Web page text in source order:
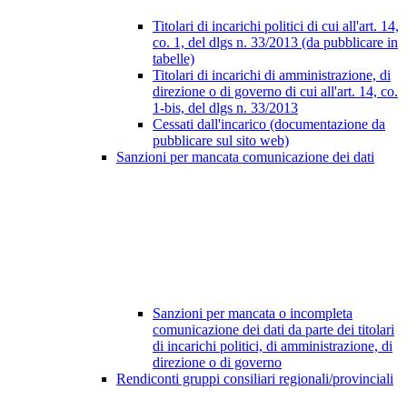
Titolari di incarichi politici di cui all'art. 14,
co. 1, del dlgs n. 33/2013 (da pubblicare in
tabelle)
Titolari di incarichi di amministrazione, di
direzione o di governo di cui all'art. 14, co.
1-bis, del dlgs n. 33/2013
Cessati dall'incarico (documentazione da
pubblicare sul sito web)
Sanzioni per mancata comunicazione dei dati
Sanzioni per mancata o incompleta
comunicazione dei dati da parte dei titolari
di incarichi politici, di amministrazione, di
direzione o di governo
Rendiconti gruppi consiliari regionali/provinciali